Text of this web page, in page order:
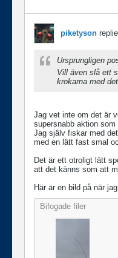
piketyson
Ursprungligen
Vill även slå ett
krokarna med
Jag vet inte om det är
supersnabb aktion
Jag själv fiskar med
med en lätt fast smal
Det är ett otroligt lätt
att det känns som att
Här är en bild på när
Bifogade filer